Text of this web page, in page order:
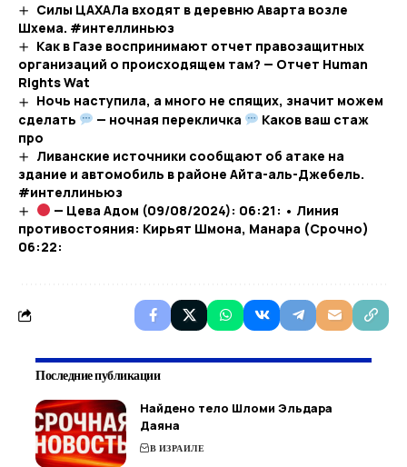
Силы ЦАХАЛа входят в деревню Аварта возле
Шхема. #интеллиньюз
Как в Газе воспринимают отчет правозащитных
организаций о происходящем там? — Отчет Human
Rights Wat
Ночь наступила, а много не спящих, значит можем
сделать
— ночная перекличка
Каков ваш стаж
про
Ливанские источники сообщают об атаке на
здание и автомобиль в районе Айта-аль-Джебель.
#интеллиньюз
— Цева Адом (09/08/2024): 06:21: • Линия
противостояния: Кирьят Шмона, Манара (Срочно)
06:22:
Последние публикации
Найдено тело Шломи Эльдара
Даяна
В ИЗРАИЛЕ